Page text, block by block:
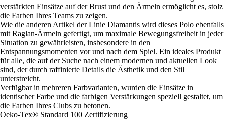
verstärkten Einsätze auf der Brust und den Ärmeln ermöglicht es, stolz
die Farben Ihres Teams zu zeigen.
Wie die anderen Artikel der Linie Diamantis wird dieses Polo ebenfalls
mit Raglan-Ärmeln gefertigt, um maximale Bewegungsfreiheit in jeder
Situation zu gewährleisten, insbesondere in den
Entspannungsmomenten vor und nach dem Spiel. Ein ideales Produkt
für alle, die auf der Suche nach einem modernen und aktuellen Look
sind, der durch raffinierte Details die Ästhetik und den Stil
unterstreicht.
Verfügbar in mehreren Farbvarianten, wurden die Einsätze in
identischer Farbe und die farbigen Verstärkungen speziell gestaltet, um
die Farben Ihres Clubs zu betonen.
Oeko-Tex® Standard 100 Zertifizierung